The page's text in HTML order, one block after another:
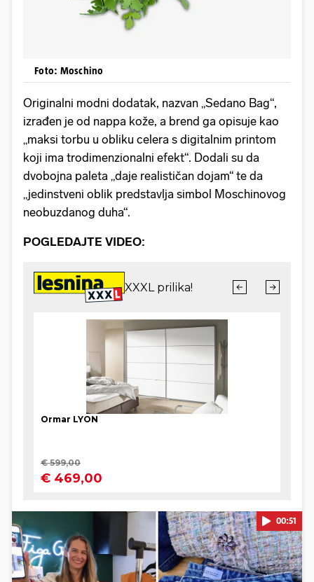
Foto: Moschino
Originalni modni dodatak, nazvan „Sedano Bag“,
izrađen je od nappa kože, a brend ga opisuje kao
„maksi torbu u obliku celera s digitalnim printom
koji ima trodimenzionalni efekt“. Dodali su da
dvobojna paleta „daje realističan dojam“ te da
„jedinstveni oblik predstavlja simbol Moschinovog
neobuzdanog duha“.
POGLEDAJTE VIDEO:
00:51